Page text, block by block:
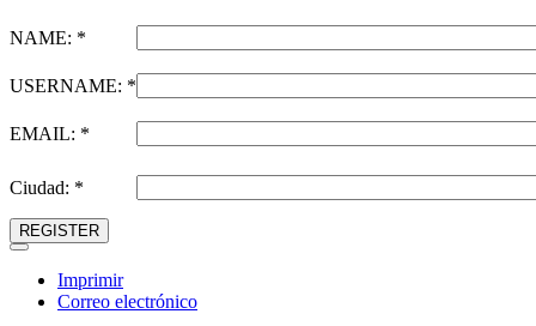
NAME: *
USERNAME: *
EMAIL: *
Ciudad: *
REGISTER
Imprimir
Correo electrónico